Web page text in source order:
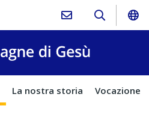
La nostra storia Vocazione